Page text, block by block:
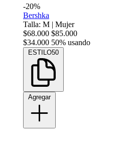
-20%
Bershka
Talla: M | Mujer
$68.000 $85.000
$34.000 50% usando
ESTILO50
Agregar